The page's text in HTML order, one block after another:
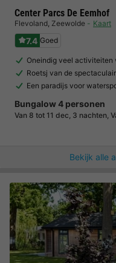
Center Parcs De Eemhof
Flevoland, Zeewolde Kaart
7.4 Goed
Oneindig veel activiteiten
Roetsj van de
Een paradijs voor
Bungalow 4 personen
Van 8 tot 11 dec, 3 nachten,
Bekijk alle